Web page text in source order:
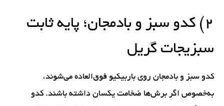
۲) کدو سبز و بادمجان؛ پایه ثابت
سبزیجات گریل
کدو سبز و بادمجان روی باربیکیو فوق‌العاده می‌شوند،
به‌خصوص اگر برش‌ها ضخامت یکسان داشته باشند. کدو